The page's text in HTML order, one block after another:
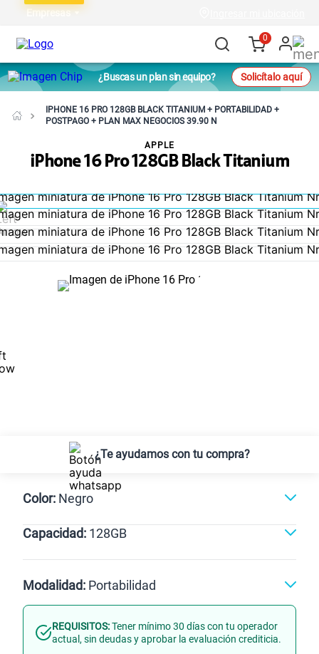
Empresas
0
¿Buscas un plan sin equipo? Solicítalo aquí
IPHONE 16 PRO 128GB BLACK TITANIUM + PORTABILIDAD +
POSTPAGO + PLAN MAX NEGOCIOS 39.90 N
iPhone 16 Pro 128GB Black Titanium
APPLE
¿Te ayudamos con tu compra?
Color: Negro
Capacidad: 128GB
128GB
Modalidad: Portabilidad
Línea Nueva Portabilidad
REQUISITOS:Tener mínimo 30 días con tu operador
actual, sin deudas y aprobar la evaluación crediticia.